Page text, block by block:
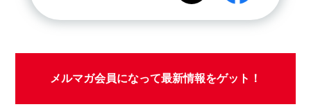
メルマガ会員になって最新情報をゲット！